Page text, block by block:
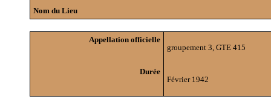
Nom du Lieu
Appellation officielle
groupement 3, GTE 415
Durée
Février 1942